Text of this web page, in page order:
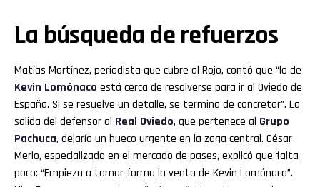
La búsqueda de refuerzos
Matías Martínez, periodista que cubre al Rojo, contó que “lo de
Kevin Lomónaco está cerca de resolverse para ir al Oviedo de
España. Si se resuelve un detalle, se termina de concretar”. La
salida del defensor al Real Oviedo, que pertenece al Grupo
Pachuca, dejaría un hueco urgente en la zaga central. César
Merlo, especializado en el mercado de pases, explicó que falta
poco: “Empieza a tomar forma la venta de Kevin Lomónaco”.